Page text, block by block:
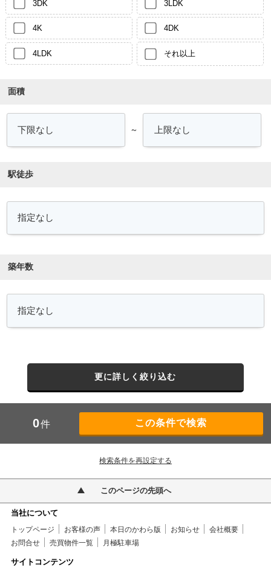
3DK 3LDK
4K 4DK
4LDK それ以上
面積
～
駅徒歩
築年数
更に詳しく絞り込む
0件
検索条件を再設定する
このページの先頭へ
当社について
トップページ お客様の声 本日のかわら版 お知らせ
会社概要
お問合せ
売買物件一覧 月極駐車場
サイトコンテンツ